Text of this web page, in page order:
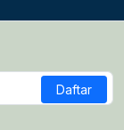
Daftar